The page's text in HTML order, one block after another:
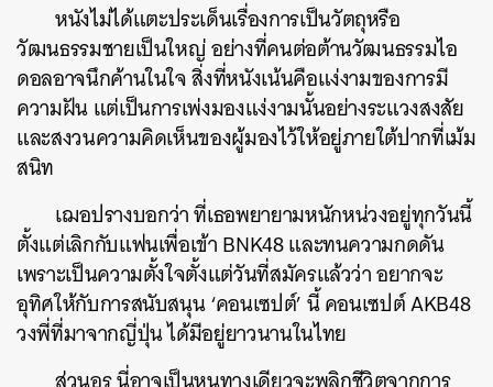
หนังไม่ได้แตะประเด็นเรื่องการเป็นวัตถุหรือ
วัฒนธรรมชายเป็นใหญ่ อย่างที่คนต่อต้านวัฒนธรรมไอ
ดอลอาจนึกค้านในใจ สิ่งที่หนังเน้นคือแง่งามของการมี
ความฝัน แต่เป็นการเพ่งมองแง่งามนั้นอย่างระแวงสงสัย
และสงวนความคิดเห็นของผู้มองไว้ให้อยู่ภายใต้ปากที่เม้ม
สนิท
เฌอปรางบอกว่า ที่เธอพยายามหนักหน่วงอยู่ทุกวันนี้
ตั้งแต่เลิกกับแฟนเพื่อเข้า BNK48 และทนความกดดัน
เพราะเป็นความตั้งใจตั้งแต่วันที่สมัครแล้วว่า อยากจะ
อุทิศให้กับการสนับสนุน ‘คอนเซปต์’ นี้ คอนเซปต์ AKB48
วงพี่ที่มาจากญี่ปุ่น ได้มีอยู่ยาวนานในไทย